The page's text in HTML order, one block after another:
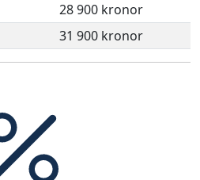
28 900 kronor
31 900 kronor